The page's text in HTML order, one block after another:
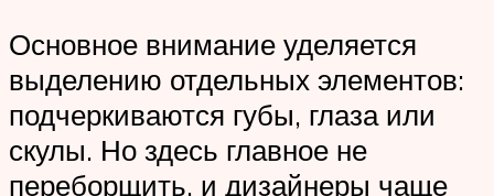
Основное внимание уделяется
выделению отдельных элементов:
подчеркиваются губы, глаза или
скулы. Но здесь главное не
переборщить, и дизайнеры чаще